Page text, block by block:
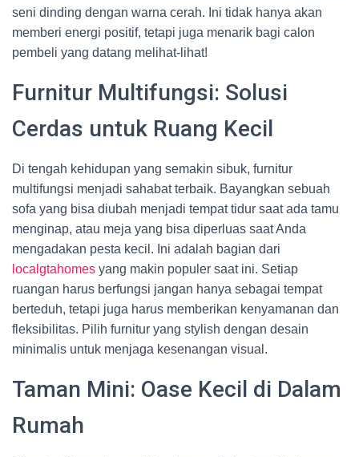
seni dinding dengan warna cerah. Ini tidak hanya akan
memberi energi positif, tetapi juga menarik bagi calon
pembeli yang datang melihat-lihat!
Furnitur Multifungsi: Solusi
Cerdas untuk Ruang Kecil
Di tengah kehidupan yang semakin sibuk, furnitur
multifungsi menjadi sahabat terbaik. Bayangkan sebuah
sofa yang bisa diubah menjadi tempat tidur saat ada tamu
menginap, atau meja yang bisa diperluas saat Anda
mengadakan pesta kecil. Ini adalah bagian dari
localgtahomes yang makin populer saat ini. Setiap
ruangan harus berfungsi jangan hanya sebagai tempat
berteduh, tetapi juga harus memberikan kenyamanan dan
fleksibilitas. Pilih furnitur yang stylish dengan desain
minimalis untuk menjaga kesenangan visual.
Taman Mini: Oase Kecil di Dalam
Rumah